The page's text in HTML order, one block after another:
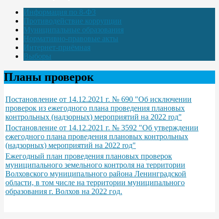
Информация по 8-ФЗ
Противодействие коррупции
Муниципальные образования
Нормативно-правовые акты
Интернет-приёмная
Выборы
Планы проверок
Постановление от 14.12.2021 г. № 690 "Об исключении
проверок из ежегодного плана проведения плановых
контрольных (надзорных) мероприятий на 2022 rод"
Постановление от 14.12.2021 г. № 3592 "Об утверждении
ежегодного плана проведения плановых контрольных
(надзорных) мероприятий на 2022 rод"
Ежегодный план проведения плановых проверок
муниципального земельного контроля на территории
Волховского муниципального района Ленинградской
области, в том числе на территории муниципального
образования г. Волхов на 2022 год.